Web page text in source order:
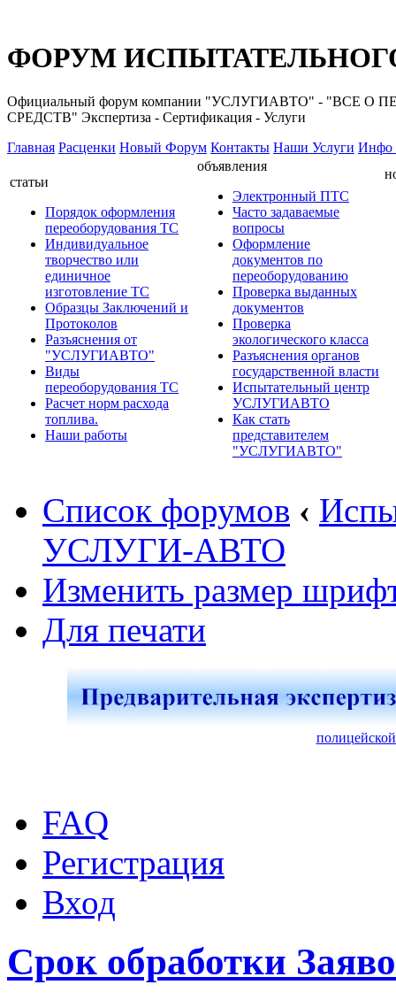
ФОРУМ
Официальный форум компании "УСЛУГИАВТО" -
СРЕДСТВ" Экспертиза - Сертификация - Услуги
Главная Расценки Новый Форум Контакты Наши Услуги Инфо
статьи
Порядок оформления
переоборудования ТС
Индивидуальное
творчество или
единичное
изготовление ТС
Образцы Заключений и
Протоколов
Разъяснения от
"УСЛУГИАВТО"
Виды
переоборудования ТС
Расчет норм расхода
топлива.
Наши работы
объявления
Электронный ПТС
Часто задаваемые
вопросы
Оформление
документов по
переоборудованию
Проверка выданных
документов
Проверка
экологического класса
Разъяснения органов
государственной власти
Испытательный центр
УСЛУГИАВТО
Как стать
представителем
"УСЛУГИАВТО"
Список форумов ‹
УСЛУГИ-АВТО
Изменить размер
Для печати
FAQ
Регистрация
Вход
Срок обработки